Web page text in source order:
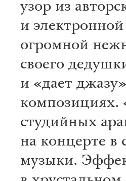
узор из
и
огромной
своего
и «дает
композициях.
студийных
на концерте
музыки.